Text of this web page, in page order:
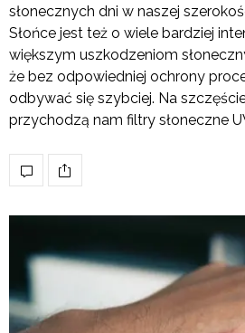
słonecznych dni w naszej
Słońce jest też o wiele bardziej
większym uszkodzeniom
że bez odpowiedniej ochrony
odbywać się szybciej. Na
przychodzą nam filtry słoneczne